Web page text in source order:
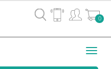
Вход
/
0